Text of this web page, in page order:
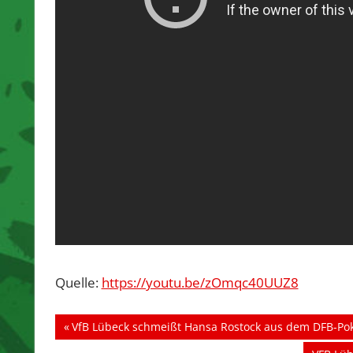
Quelle: https://youtu.be/zOmqc40UUZ8
Beitragsnavigation
Vorheriger
Beitrag:
VfB Lübeck schmeißt Hansa Rostock aus dem DFB-